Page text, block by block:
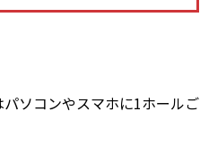
ソコンやスマホに1ホールご